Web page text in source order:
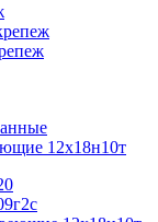
12х18н10т